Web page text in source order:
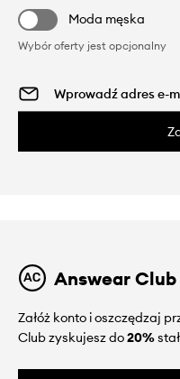
Moda męska
Wybór oferty jest opcjonalny
Answear Club
Załóż konto i oszczędzaj
Club zyskujesz do20%